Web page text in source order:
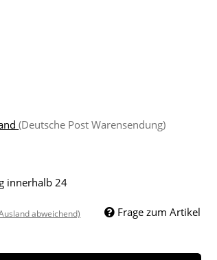
(Deutsche Post Warensendung)
innerhalb 24
abweichend) Frage zum Artikel